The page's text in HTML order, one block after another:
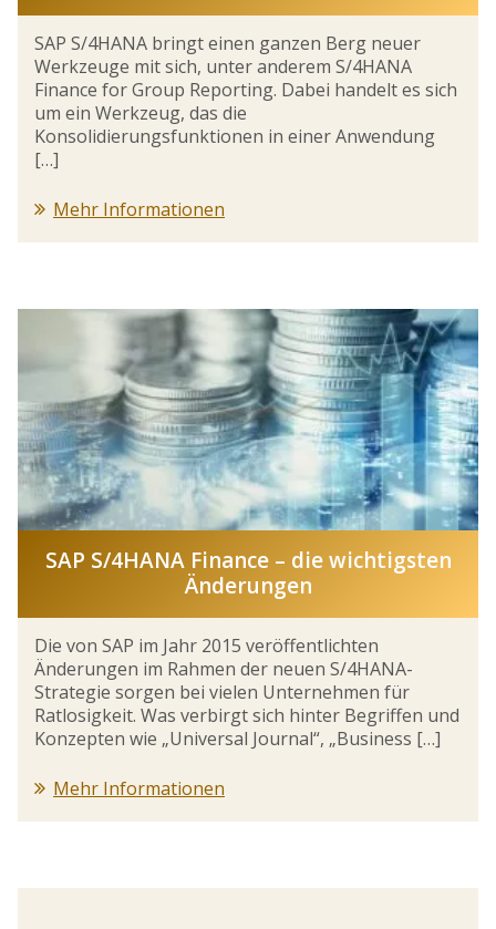
SAP S/4HANA bringt einen ganzen Berg neuer
Werkzeuge mit sich, unter anderem S/4HANA
Finance for Group Reporting. Dabei handelt es sich
um ein Werkzeug, das die
Konsolidierungsfunktionen in einer Anwendung
[…]
Mehr Informationen
SAP S/4HANA Finance – die wichtigsten
Änderungen
Die von SAP im Jahr 2015 veröffentlichten
Änderungen im Rahmen der neuen S/4HANA-
Strategie sorgen bei vielen Unternehmen für
Ratlosigkeit. Was verbirgt sich hinter Begriffen und
Konzepten wie „Universal Journal“, „Business […]
Mehr Informationen